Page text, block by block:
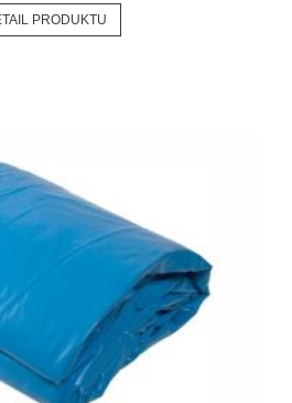
PRODUKTU